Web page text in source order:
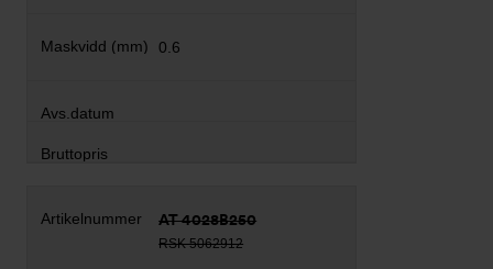
0.6
AT 4028B250
RSK 5062912